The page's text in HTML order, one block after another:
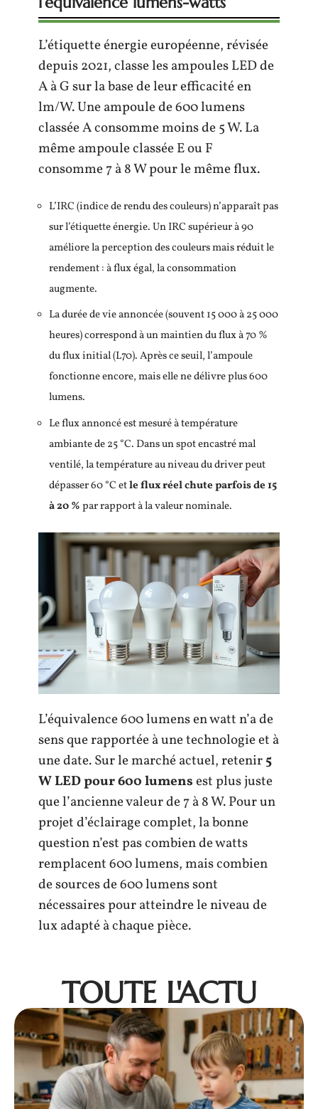
L’étiquette énergie européenne, révisée
depuis 2021, classe les ampoules LED de
A à G sur la base de leur efficacité en
lm/W. Une ampoule de 600 lumens
classée A consomme moins de 5 W. La
même ampoule classée E ou F
consomme 7 à 8 W pour le même flux.
L’IRC (indice de rendu des couleurs) n’apparaît pas
sur l’étiquette énergie. Un IRC supérieur à 90
améliore la perception des couleurs mais réduit le
rendement : à flux égal, la consommation
augmente.
La durée de vie annoncée (souvent 15 000 à 25 000
heures) correspond à un maintien du flux à 70 %
du flux initial (L70). Après ce seuil, l’ampoule
fonctionne encore, mais elle ne délivre plus 600
lumens.
Le flux annoncé est mesuré à température
ambiante de 25 °C. Dans un spot encastré mal
ventilé, la température au niveau du driver peut
dépasser 60 °C etle flux réel chute parfois de 15
à 20 %par rapport à la valeur nominale.
L’équivalence 600 lumens en watt n’a de
sens que rapportée à une technologie et à
une date. Sur le marché actuel, retenir5
W LED pour 600 lumensest plus juste
que l’ancienne valeur de 7 à 8 W. Pour un
projet d’éclairage complet, la bonne
question n’est pas combien de watts
remplacent 600 lumens, mais combien
de sources de 600 lumens sont
nécessaires pour atteindre le niveau de
lux adapté à chaque pièce.
TOUTE L'ACTU